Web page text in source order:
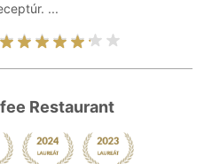
...
Restaurant